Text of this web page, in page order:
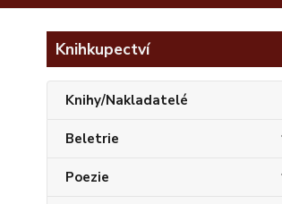
Knihkupectví
Knihy/Nakladatelé
Beletrie
Poezie